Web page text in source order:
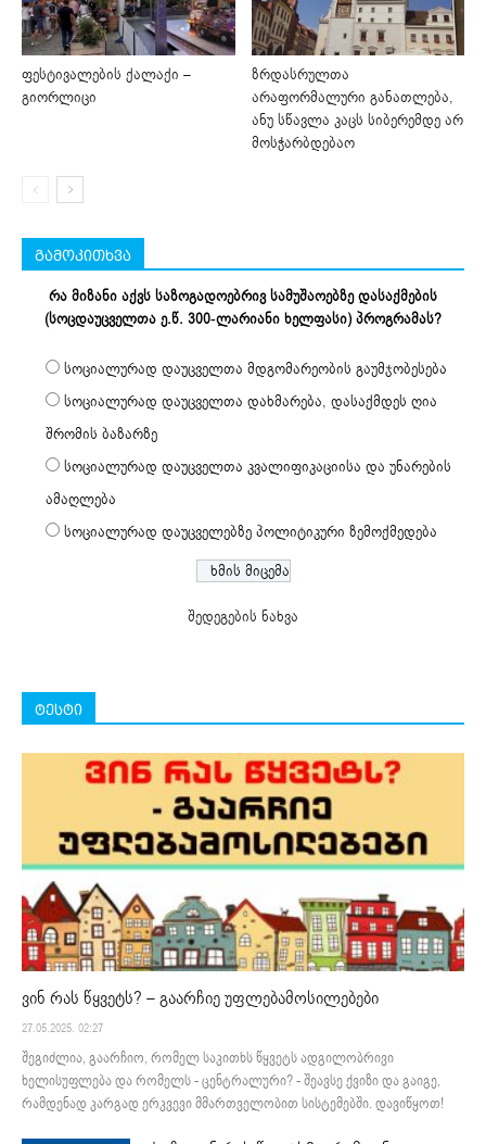
ფესტივალების ქალაქი –
გიორლიცი
ზრდასრულთა
არაფორმალური განათლება,
ანუ სწავლა კაცს სიბერემდე არ
მოსჭარბდებაო
გამოკითხვა
რა მიზანი აქვს საზოგადოებრივ სამუშაოებზე დასაქმების
(სოცდაუცველთა ე.წ. 300-ლარიანი ხელფასი) პროგრამას?
სოციალურად დაუცველთა მდგომარეობის გაუმჯობესება
სოციალურად დაუცველთა დახმარება, დასაქმდეს ღია
შრომის ბაზარზე
სოციალურად დაუცველთა კვალიფიკაციისა და უნარების
ამაღლება
სოციალურად დაუცველებზე პოლიტიკური ზემოქმედება
შედეგების ნახვა
ტესტი
ვინ რას წყვეტს? – გაარჩიე უფლებამოსილებები
27.05.2025. 02:27
შეგიძლია, გაარჩიო, რომელ საკითხს წყვეტს ადგილობრივი
ხელისუფლება და რომელს - ცენტრალური? - შეავსე ქვიზი და გაიგე,
რამდენად კარგად ერკვევი მმართველობით სისტემებში. დავიწყოთ!